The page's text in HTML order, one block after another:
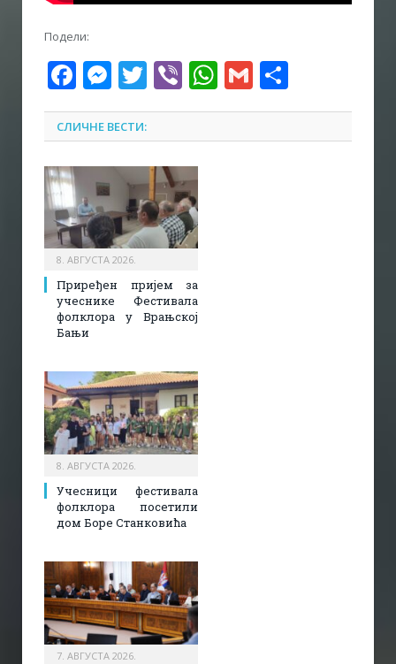
Подели:
Facebook
Messenger
Twitter
ViberWhatsApp
Gmail
СЛИЧНЕ ВЕСТИ:
8. АВГУСТА 2026.
Приређен пријем за
учеснике Фестивала
фолклора у Врањској
Бањи
8. АВГУСТА 2026.
Учесници фестивала
фолклора посетили
дом Боре Станковића
7. АВГУСТА 2026.